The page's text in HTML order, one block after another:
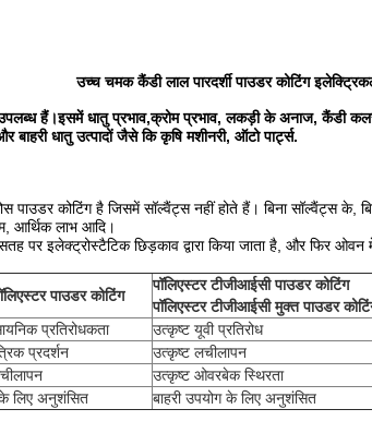
उच्च चमक कैंडी लाल पारदर्शी पाउडर कोटिंग
हैं।इसमें धातु प्रभाव,क्रोम प्रभाव, लकड़ी के अनाज, कैंडी
धातु उत्पादों जैसे कि कृषि मशीनरी, ऑटो पार्ट्स.
पाउडर कोटिंग है जिसमें सॉल्वैंट्स नहीं होते हैं। बिना सॉल्वैंट्स के,
आर्थिक लाभ आदि।
पर इलेक्ट्रोस्टैटिक छिड़काव द्वारा किया जाता है, और फिर
पाउडर कोटिंग
पॉलिएस्टर टीजीआईसी पाउडर कोटिंग
पॉलिएस्टर टीजीआईसी मुक्त पाउडर
प्रतिरोधकता
उत्कृष्ट यूवी प्रतिरोध
प्रदर्शन
उत्कृष्ट लचीलापन
उत्कृष्ट ओवरबेक स्थिरता
के लिए अनुशंसित बाहरी उपयोग के लिए अनुशंसित